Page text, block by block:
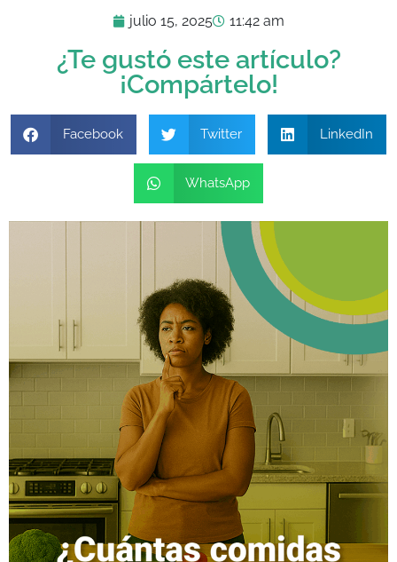
julio 15, 2025 11:42 am
¿Te gustó este artículo?
¡Compártelo!
Facebook Twitter LinkedIn
WhatsApp